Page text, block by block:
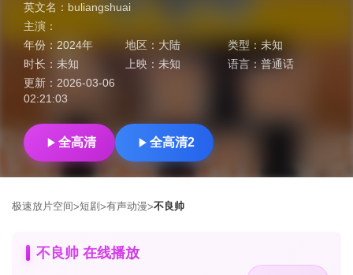
英文名： buliangshuai
主演：
年份： 2024年 地区： 大陆 类型： 未知
时长： 未知 上映：未知 语言： 普通话
更新： 2026-03-06
02:21:03
全高清 全高清2
极速放片空间>短剧 >有声动漫>不良帅
不良帅 在线播放